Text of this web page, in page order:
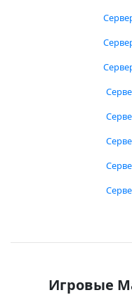
Игровые